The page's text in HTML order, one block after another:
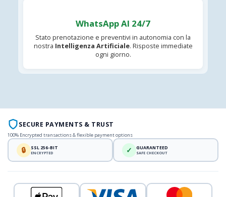
WhatsApp AI 24/7
Stato prenotazione e preventivi in autonomia con la
nostra Intelligenza Artificiale. Risposte immediate
ogni giorno.
SECURE PAYMENTS & TRUST
100% Encrypted transactions & flexible payment options
🔒 SSL 256-BIT
ENCRYPTED ✓ GUARANTEED
SAFE CHECKOUT